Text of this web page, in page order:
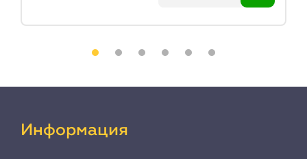
Информация